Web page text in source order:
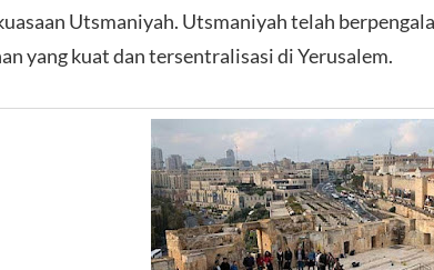
Utsmaniyah. Utsmaniyah telah
yang kuat dan tersentralisasi di Yerusalem.